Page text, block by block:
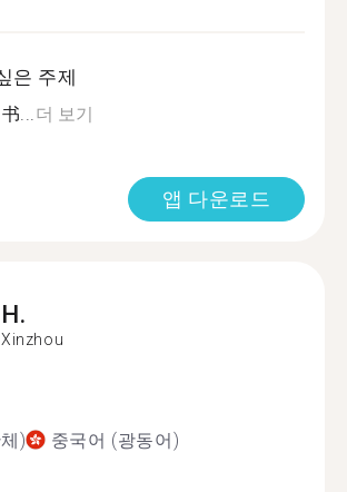
은 주제
...더 보기
앱 다운로드
H.
Xinzhou
) 중국어 (광동어)